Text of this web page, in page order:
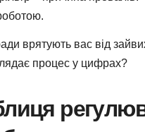
врятують вас від
процес у цифрах?